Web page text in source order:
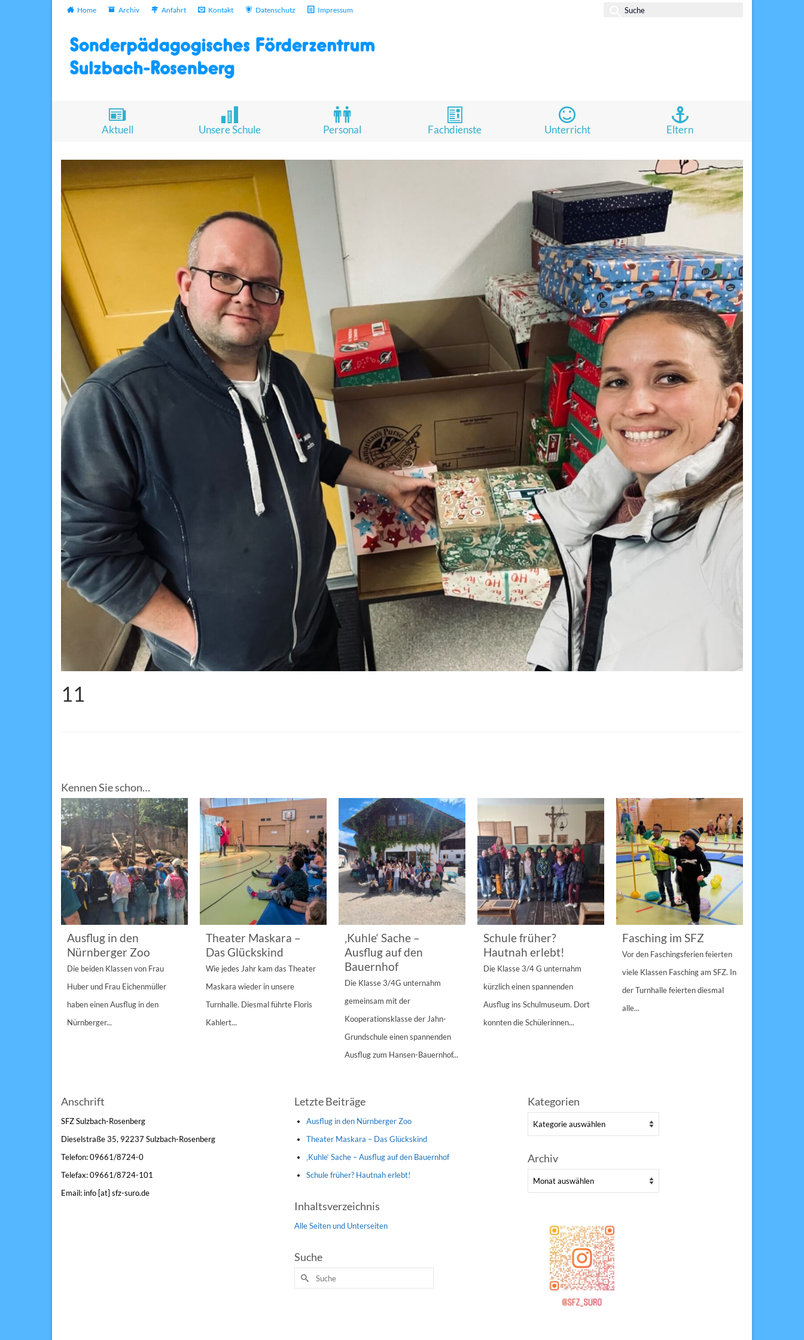
Home Archiv Anfahrt Kontakt Datenschutz Impressum
Suche
Aktuell Unsere Schule Personal Fachdienste Unterricht Eltern
11
Kennen Sie schon…
Ausflug in den
Nürnberger Zoo
Die beiden Klassen von Frau
Huber und Frau Eichenmüller
haben einen Ausflug in den
Nürnberger...
Theater Maskara –
Das Glückskind
Wie jedes Jahr kam das Theater
Maskara wieder in unsere
Turnhalle. Diesmal führte Floris
Kahlert...
‚Kuhle‘ Sache –
Ausflug auf den
Bauernhof
Die Klasse 3/4G unternahm
gemeinsam mit der
Kooperationsklasse der Jahn-
Grundschule einen spannenden
Ausflug zum Hansen-Bauernhof...
Schule früher?
Hautnah erlebt!
Die Klasse 3/4 G unternahm
kürzlich einen spannenden
Ausflug ins Schulmuseum. Dort
konnten die Schülerinnen...
Fasching im SFZ
Vor den Faschingsferien feierten
viele Klassen Fasching am SFZ. In
der Turnhalle feierten diesmal
alle...
Anschrift
SFZ Sulzbach-Rosenberg
Dieselstraße 35, 92237 Sulzbach-Rosenberg
Telefon: 09661/8724-0
Telefax: 09661/8724-101
Email: info [at] sfz-suro.de
Letzte Beiträge
Ausflug in den Nürnberger Zoo
Theater Maskara – Das Glückskind
‚Kuhle‘ Sache – Ausflug auf den Bauernhof
Schule früher? Hautnah erlebt!
Inhaltsverzeichnis
Alle Seiten und Unterseiten
Suche
Suche
Kategorien
Kategorien
Archiv
Archiv